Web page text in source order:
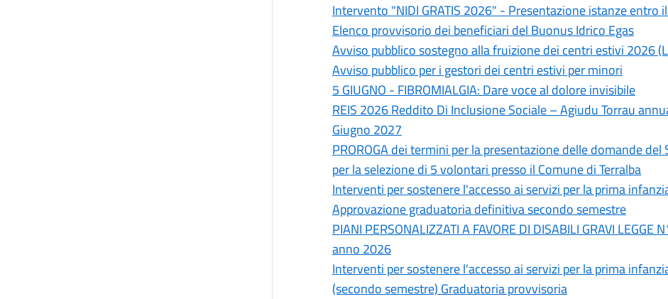
Intervento "NIDI GRATIS 2026" - Presentazione istanze entro
Elenco provvisorio dei beneficiari del Buonus Idrico Egas
Avviso pubblico sostegno alla fruizione dei centri estivi 2026
Avviso pubblico per i gestori dei centri estivi per minori
5 GIUGNO - FIBROMIALGIA: Dare voce al dolore invisibile
REIS 2026 Reddito Di Inclusione Sociale – Agiudu Torrau
Giugno 2027
PROROGA dei termini per la presentazione delle domande
per la selezione di 5 volontari presso il Comune di Terralba
Interventi per sostenere l'accesso ai servizi per la prima
Approvazione graduatoria definitiva secondo semestre
PIANI PERSONALIZZATI A FAVORE DI DISABILI GRAVI
anno 2026
Interventi per sostenere l'accesso ai servizi per la prima
(secondo semestre) Graduatoria provvisoria